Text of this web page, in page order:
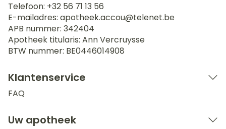
Telefoon: +32 56 71 13 56
E-mailadres: apotheek.accou@telenet.be
APB nummer: 342404
Apotheek titularis: Ann Vercruysse
BTW nummer: BE0446014908
Klantenservice
FAQ
Uw apotheek